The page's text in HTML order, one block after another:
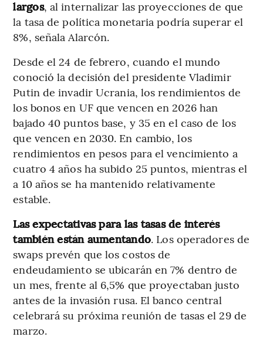
largos, al internalizar las proyecciones de que
la tasa de política monetaria podría superar el
8%, señala Alarcón.
Desde el 24 de febrero, cuando el mundo
conoció la decisión del presidente Vladimir
Putin de invadir Ucrania, los rendimientos de
los bonos en UF que vencen en 2026 han
bajado 40 puntos base, y 35 en el caso de los
que vencen en 2030. En cambio, los
rendimientos en pesos para el vencimiento a
cuatro 4 años ha subido 25 puntos, mientras el
a 10 años se ha mantenido relativamente
estable.
Las expectativas para las tasas de interés
también están aumentando. Los operadores de
swaps prevén que los costos de
endeudamiento se ubicarán en 7% dentro de
un mes, frente al 6,5% que proyectaban justo
antes de la invasión rusa. El banco central
celebrará su próxima reunión de tasas el 29 de
marzo.